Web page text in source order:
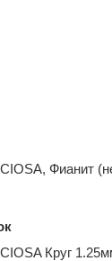
Фианит
Круг